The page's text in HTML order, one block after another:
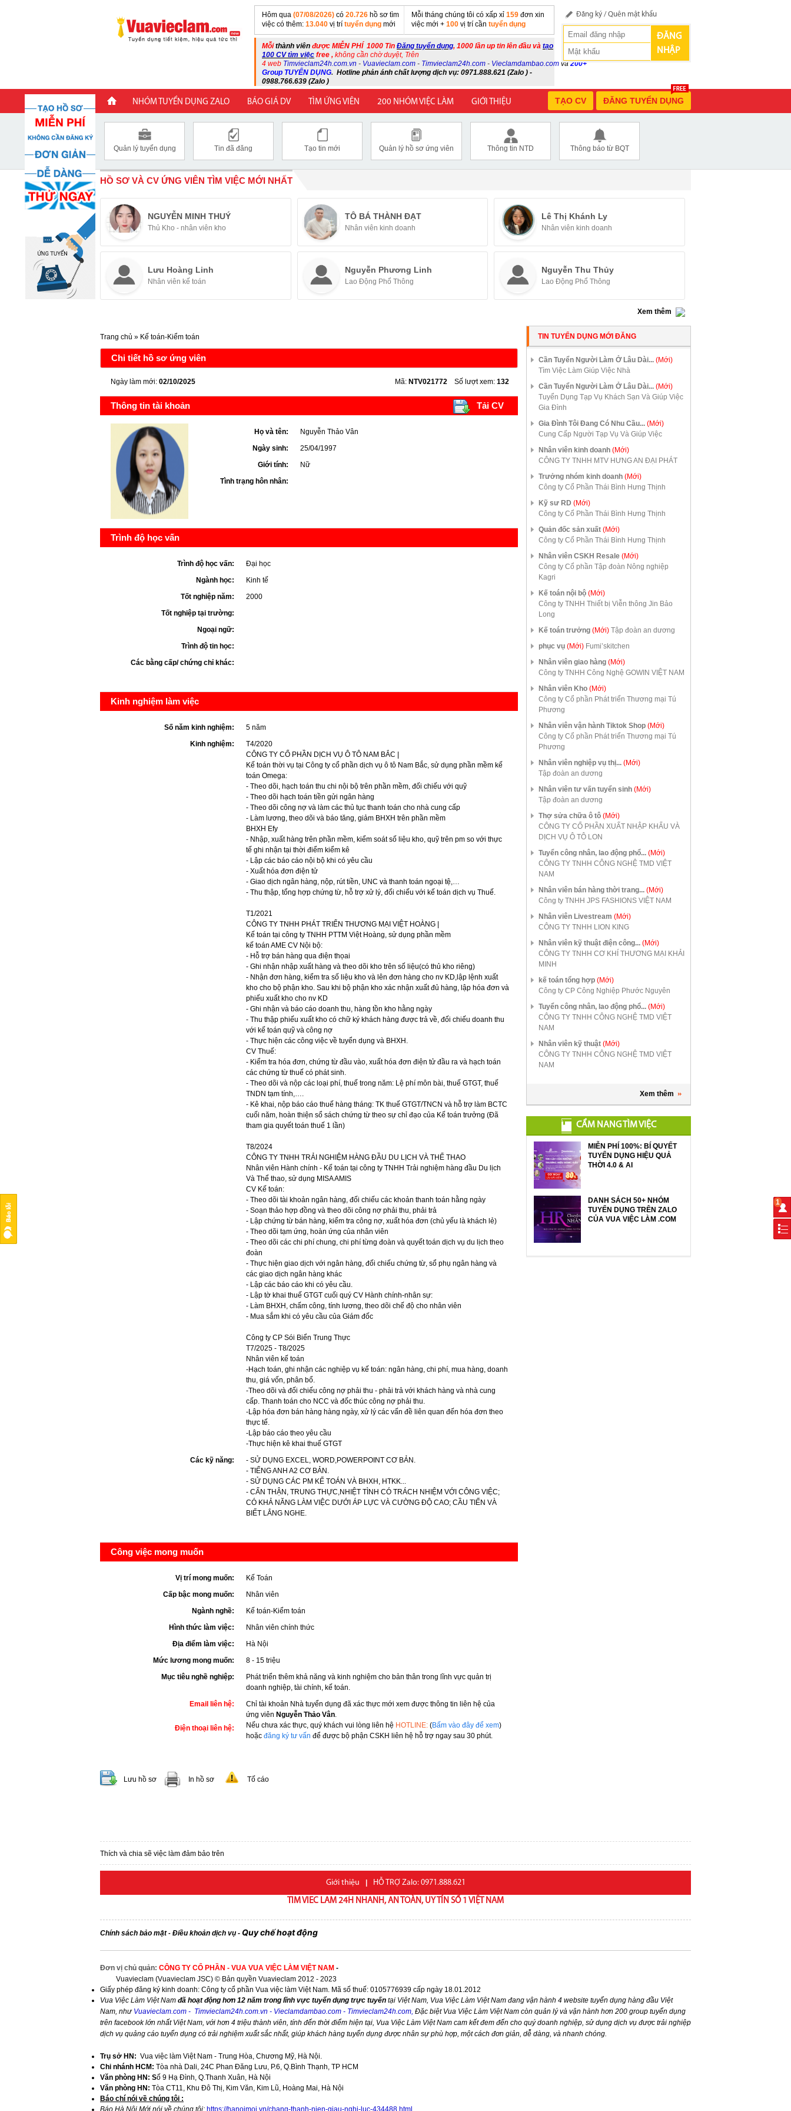
Hôm qua (07/08/2026) có 20.726 hồ sơ tìm
việc có thêm: 13.040 vị trí tuyển dụng mới
Mỗi tháng chúng tôi có xấp xỉ 159 đơn xin
việc mới + 100 vị trí cần tuyển dụng
Mỗithành viên được MIỄN PHÍ 1000 Tin Đăng tuyển dụng, 1000 lần up tin lên đầu và tạo
100 CV tìm việc free , không cần chờ duyệt, Trên
4 web Timvieclam24h.com.vn - Vuavieclam.com - Timvieclam24h.com - Vieclamdambao.com và 200+
Group TUYỂN DỤNG. Hotline phản ánh chất lượng dịch vụ: 0971.888.621 (Zalo ) -
0988.766.639 (Zalo )
Đăng ký /Quên mật khẩu
ĐĂNG
NHẬP
NHÓM TUYỂN DỤNG ZALO BÁO GIÁ DV TÌM ỨNG VIÊN 200 NHÓM VIỆC LÀM GIỚI THIỆU ĐĂNG TUYỂN DỤNG
TẠO CV
Quản lý tuyển dụng Tin đã đăng Tạo tin mới Quản lý hồ sơ ứng viên Thông tin NTD Thông báo từ BQT
HỒ SƠ VÀ CV ỨNG VIÊN TÌM VIỆC MỚI NHẤT
NGUYỄN MINH THUÝ
Thủ Kho - nhân viên kho
TÔ BÁ THÀNH ĐẠT
Nhân viên kinh doanh
Lê Thị Khánh Ly
Nhân viên kinh doanh
Lưu Hoàng Linh
Nhân viên kế toán
Nguyễn Phương Linh
Lao Động Phổ Thông
Nguyễn Thu Thủy
Lao Động Phổ Thông
Xem thêm
Trang chủ » Kế toán-Kiểm toán
Chi tiết hồ sơ ứng viên
Ngày làm mới: 02/10/2025 Mã: NTV021772 Số lượt xem: 132
Thông tin tài khoản Tải CV
Họ và tên:
Nguyễn Thảo Vân
Ngày sinh:
25/04/1997
Giới tính:
Nữ
Tình trạng hôn nhân:
Trình độ học vấn
Trình độ học vấn:
Đại học
Ngành học:
Kinh tế
Tốt nghiệp năm:
2000
Tốt nghiệp tại trường:
Ngoại ngữ:
Trình độ tin học:
Các bằng cấp/ chứng chỉ khác:
Kinh nghiệm làm việc
Số năm kinh nghiệm:
5 năm
Kinh nghiệm:
T4/2020
CÔNG TY CỔ PHẦN DỊCH VỤ Ô TÔ NAM BẮC |
Kế toán thời vụ tại Công ty cổ phần dịch vụ ô tô Nam Bắc, sử dụng phần mềm kế
toán Omega:
- Theo dõi, hạch toán thu chi nội bộ trên phần mềm, đối chiếu với quỹ
- Theo dõi hạch toán tiền gửi ngân hàng
- Theo dõi công nợ và làm các thủ tục thanh toán cho nhà cung cấp
- Làm lương, theo dõi và báo tăng, giảm BHXH trên phần mềm
BHXH Efy
- Nhập, xuất hàng trên phần mềm, kiểm soát số liệu kho, quỹ trên pm so với thực
tế ghi nhận tại thời điểm kiểm kê
- Lập các báo cáo nội bộ khi có yêu cầu
- Xuất hóa đơn điện tử
- Giao dịch ngân hàng, nộp, rút tiền, UNC và thanh toán ngoại tệ,…
- Thu thập, tổng hợp chứng từ, hỗ trợ xử lý, đối chiếu với kế toán dịch vụ Thuế.
T1/2021
CÔNG TY TNHH PHÁT TRIỂN THƯƠNG MẠI VIỆT HOÀNG |
Kế toán tại công ty TNHH PTTM Việt Hoàng, sử dụng phần mềm
kế toán AME CV Nội bộ:
- Hỗ trợ bán hàng qua điện thọai
- Ghi nhận nhập xuất hàng và theo dõi kho trên số liệu(có thủ kho riêng)
- Nhận đơn hàng, kiểm tra số liệu kho và lên đơn hàng cho nv KD,lập lệnh xuất
kho cho bộ phận kho. Sau khi bộ phận kho xác nhận xuất đủ hàng, lập hóa đơn và
phiếu xuất kho cho nv KD
- Ghi nhận và báo cáo doanh thu, hàng tồn kho hằng ngày
- Thu thập phiếu xuất kho có chữ ký khách hàng được trả về, đối chiếu doanh thu
với kế toán quỹ và công nợ
- Thực hiện các công việc về tuyển dụng và BHXH.
CV Thuế:
- Kiểm tra hóa đơn, chứng từ đầu vào, xuất hóa đơn điện tử đầu ra và hạch toán
các chứng từ thuế có phát sinh.
- Theo dõi và nộp các loại phí, thuế trong năm: Lệ phí môn bài, thuế GTGT, thuế
TNDN tạm tính,….
- Kê khai, nộp báo cáo thuế hàng tháng: TK thuế GTGT/TNCN và hỗ trợ làm BCTC
cuối năm, hoàn thiện sổ sách chứng từ theo sự chỉ đạo của Kế toán trưởng (Đã
tham gia quyết toán thuế 1 lần)
T8/2024
CÔNG TY TNHH TRẢI NGHIỆM HÀNG ĐẦU DU LỊCH VÀ THỂ THAO
Nhân viên Hành chính - Kế toán tại công ty TNHH Trải nghiệm hàng đầu Du lịch
Và Thể thao, sử dụng MISA AMIS
CV Kế toán:
- Theo dõi tài khoản ngân hàng, đối chiếu các khoản thanh toán hằng ngày
- Soạn thảo hợp đồng và theo dõi công nợ phải thu, phải trả
- Lập chứng từ bán hàng, kiểm tra công nợ, xuất hóa đơn (chủ yếu là khách lẻ)
- Theo dõi tạm ứng, hoàn ứng của nhân viên
- Theo dõi các chi phí chung, chi phí từng đoàn và quyết toán dịch vụ du lịch theo
đoàn
- Thực hiện giao dịch với ngân hàng, đối chiếu chứng từ, sổ phụ ngân hàng và
các giao dịch ngân hàng khác
- Lập các báo cáo khi có yêu cầu.
- Lập tờ khai thuế GTGT cuối quý CV Hành chính-nhân sự:
- Làm BHXH, chấm công, tính lương, theo dõi chế độ cho nhân viên
- Mua sắm khi có yêu cầu của Giám đốc
Công ty CP Sói Biển Trung Thực
T7/2025 - T8/2025
Nhân viên kế toán
-Hạch toán, ghi nhận các nghiệp vụ kế toán: ngân hàng, chi phí, mua hàng, doanh
thu, giá vốn, phân bổ.
-Theo dõi và đối chiếu công nợ phải thu - phải trả với khách hàng và nhà cung
cấp. Thanh toán cho NCC và đốc thúc công nợ phải thu.
-Lập hóa đơn bán hàng hàng ngày, xử lý các vấn đề liên quan đến hóa đơn theo
thực tế.
-Lập báo cáo theo yêu cầu
-Thực hiện kê khai thuế GTGT
Các kỹ năng:
- SỬ DỤNG EXCEL, WORD,POWERPOINT CƠ BẢN.
- TIẾNG ANH A2 CƠ BẢN.
- SỬ DỤNG CÁC PM KẾ TOÁN VÀ BHXH, HTKK...
- CẨN THẬN, TRUNG THỰC,NHIỆT TÌNH CÓ TRÁCH NHIỆM VỚI CÔNG VIỆC;
CÓ KHẢ NĂNG LÀM VIỆC DƯỚI ÁP LỰC VÀ CƯỜNG ĐỘ CAO; CẦU TIẾN VÀ
BIẾT LẮNG NGHE.
Công việc mong muốn
Vị trí mong muốn:
Kế Toán
Cấp bậc mong muốn:
Nhân viên
Ngành nghề:
Kế toán-Kiểm toán
Hình thức làm việc:
Nhân viên chính thức
Địa điểm làm việc:
Hà Nội
Mức lương mong muốn:
8 - 15 triệu
Mục tiêu nghề nghiệp:
Phát triển thêm khả năng và kinh nghiệm cho bản thân trong lĩnh vực quản trị
doanh nghiệp, tài chính, kế toán.
Email liên hệ:
Chỉ tài khoản Nhà tuyển dụng đã xác thực mới xem được thông tin liên hệ của
ứng viên Nguyễn Thảo Vân.
Nếu chưa xác thực, quý khách vui lòng liên hệ HOTLINE: (Bấm vào đây để xem)
hoặc đăng ký tư vấn để được bộ phận CSKH liên hệ hỗ trợ ngay sau 30 phút.
Điện thoại liên hệ:
Lưu hồ sơ In hồ sơ Tố cáo
TIN TUYỂN DỤNG MỚI ĐĂNG
Cần Tuyển Người Làm Ở Lâu Dài... (Mới)
Tìm Việc Làm Giúp Việc Nhà
Cần Tuyển Người Làm Ở Lâu Dài... (Mới)
Tuyển Dụng Tạp Vụ Khách Sạn Và Giúp Việc
Gia Đình
Gia Đình Tôi Đang Có Nhu Cầu... (Mới)
Cung Cấp Người Tạp Vụ Và Giúp Việc
Nhân viên kinh doanh (Mới)
CÔNG TY TNHH MTV HƯNG AN ĐẠI PHÁT
Trưởng nhóm kinh doanh (Mới)
Công ty Cổ Phần Thái Bình Hưng Thịnh
Kỹ sư RD (Mới)
Công ty Cổ Phần Thái Bình Hưng Thịnh
Quản đốc sản xuất (Mới)
Công ty Cổ Phần Thái Bình Hưng Thịnh
Nhân viên CSKH Resale (Mới)
Công ty Cổ phần Tập đoàn Nông nghiệp
Kagri
Kế toán nội bộ (Mới)
Công ty TNHH Thiết bị Viễn thông Jin Bảo
Long
Kế toán trưởng (Mới) Tập đoàn an dương
phục vụ (Mới) Fumi’skitchen
Nhân viên giao hàng (Mới)
Công ty TNHH Công Nghệ GOWIN VIỆT NAM
Nhân viên Kho (Mới)
Công ty Cổ phần Phát triển Thương mại Tú
Phương
Nhân viên vận hành Tiktok Shop (Mới)
Công ty Cổ phần Phát triển Thương mại Tú
Phương
Nhân viên nghiệp vụ thị... (Mới)
Tập đoàn an dương
Nhân viên tư vấn tuyển sinh (Mới)
Tập đoàn an dương
Thợ sửa chữa ô tô (Mới)
CÔNG TY CỔ PHẦN XUẤT NHẬP KHẨU VÀ
DỊCH VỤ Ô TÔ LON
Tuyển công nhân, lao động phổ... (Mới)
CÔNG TY TNHH CÔNG NGHỆ TMD VIỆT
NAM
Nhân viên bán hàng thời trang... (Mới)
Công ty TNHH JPS FASHIONS VIỆT NAM
Nhân viên Livestream (Mới)
CÔNG TY TNHH LION KING
Nhân viên kỹ thuật điện công... (Mới)
CÔNG TY TNHH CƠ KHÍ THƯƠNG MẠI KHẢI
MINH
kế toán tổng hợp (Mới)
Công ty CP Công Nghiệp Phước Nguyên
Tuyển công nhân, lao động phổ... (Mới)
CÔNG TY TNHH CÔNG NGHỆ TMD VIỆT
NAM
Nhân viên kỹ thuật (Mới)
CÔNG TY TNHH CÔNG NGHỆ TMD VIỆT
NAM
Xem thêm
CẨM NANG TÌM VIỆC
MIỄN PHÍ 100%: BÍ QUYẾT
TUYỂN DỤNG HIỆU QUẢ
THỜI 4.0 & AI
DANH SÁCH 50+ NHÓM
TUYỂN DỤNG TRÊN ZALO
CỦA VUA VIỆC LÀM .COM
Thích và chia sẽ việc làm đảm bảo trên
Giới thiệu HỖ TRỢ Zalo: 0971.888.621
TIM VIEC LAM 24H NHANH, AN TOÀN, UY TÍN SỐ 1 VIỆT NAM
Chính sách bảo mật- Điều khoản dịch vụ - Quy chế hoạt động
Đơn vị chủ quản: CÔNG TY CỔ PHẦN - VUA VUA VIỆC LÀM VIỆT NAM -
Vuavieclam (Vuavieclam JSC) © Bản quyền Vuavieclam 2012 - 2023
Giấy phép đăng ký kinh doanh: Công ty cổ phần Vua việc làm Việt Nam. Mã số thuế: 0105776939 cấp ngày 18.01.2012
Vua Việc Làm Việt Nam đã hoạt động hơn 12 năm trong lĩnh vực tuyển dụng trực tuyến tại Việt Nam, Vua Việc Làm Việt Nam đang vận hành 4 website tuyển dụng hàng đầu Việt
Nam, như Vuavieclam.com - Timvieclam24h.com.vn - Vieclamdambao.com - Timvieclam24h.com, Đặc biệt Vua Việc Làm Việt Nam còn quản lý và vận hành hơn 200 group tuyển dụng
trên facebook lớn nhất Việt Nam, với hơn 4 triệu thành viên, tính đến thời điểm hiện tại, Vua Việc Làm Việt Nam cam kết đem đến cho quý doanh nghiệp, sử dụng dịch vụ được trải nghiệp
dịch vụ quảng cáo tuyển dụng có trải nghiệm xuất sắc nhất, giúp khách hàng tuyển dụng được nhân sự phù hợp, một cách đơn giản, dễ dàng, và nhanh chóng.
Trụ sở HN: Vua việc làm Việt Nam - Trung Hòa, Chương Mỹ, Hà Nội.
Chi nhánh HCM: Tòa nhà Dali, 24C Phan Đăng Lưu, P.6, Q.Bình Thạnh, TP HCM
Văn phòng HN: Số 9 Hạ Đình, Q.Thanh Xuân, Hà Nội
Văn phòng HN: Tòa CT11, Khu Đô Thị, Kim Văn, Kim Lũ, Hoàng Mai, Hà Nội
​Báo chí nói về chúng tôi :
Báo Hà Nội Mới nói về chúng tôi: https://hanoimoi.vn/chang-thanh-nien-giau-nghi-luc-434488.html
1